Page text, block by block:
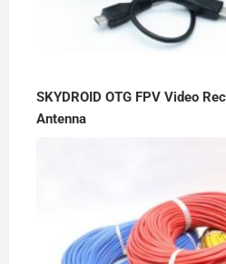
SKYDROID OTG FPV Video
Antenna